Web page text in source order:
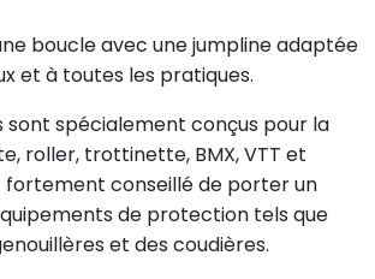
boucle avec une jumpline adaptée
et à toutes les pratiques.
sont spécialement conçus pour la
roller, trottinette, BMX, VTT et
fortement conseillé de porter un
de protection tels que
et des coudières.